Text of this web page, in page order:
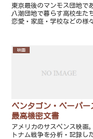
東京最後のマンモス団地で
八潮団地で暮らす高校生た
恋愛・家庭・学校などの様
映画
ペンタゴン・ペーパー
最高機密文書
アメリカのサスペンス映画
トナム戦争を分析・記録し